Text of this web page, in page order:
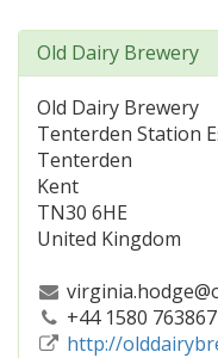
Old Dairy Brewery
Old Dairy Brewery
Tenterden Station
Tenterden
Kent
TN30 6HE
United Kingdom
+44 1580 763867
http://